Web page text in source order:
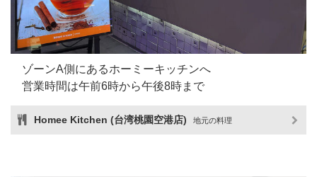
ゾーンA側にあるホーミーキッチンへ
営業時間は午前6時から午後8時まで
Homee Kitchen (台湾桃園空港店) 地元の料理